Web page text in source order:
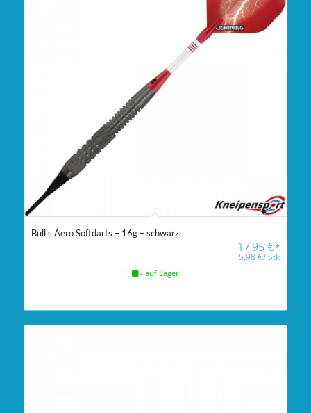
Bull’s Aero Softdarts – 16g – schwarz
17,95€*
5,98€/Stk
- auf Lager